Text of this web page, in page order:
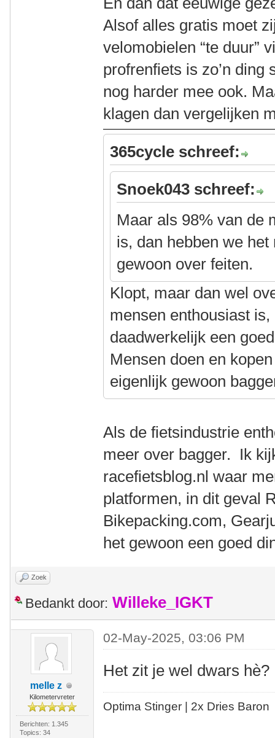
Alsof alles gratis moet
velomobielen “te duur”
profrenfiets is zo’n ding
nog harder mee ook.
klagen dan vergelijken
365cycle schreef:
Snoek043 schreef:
Maar als 98% van de
is, dan hebben we
gewoon over feiten.
Klopt, maar dan wel
mensen enthousiast
daadwerkelijk een
Mensen doen en
eigenlijk gewoon
Als de fietsindustrie
meer over bagger. Ik
racefietsblog.nl waar
platformen, in dit geval
Bikepacking.com,
het gewoon een goed
Zoek
Bedankt door: Willeke_IGKT
melle z
Kilometervreter
Berichten: 1.345
Topics: 34
02-May-2025, 03:06 PM
Het zit je wel dwars
Optima Stinger | 2x Dries Baron